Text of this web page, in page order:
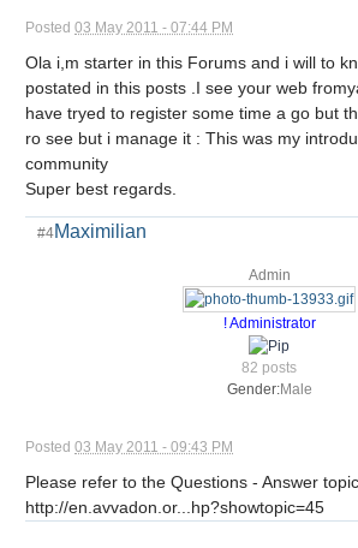
Posted 03 May 2011 - 07:44 PM
Ola i,m starter in this Forums and i will to
postated in this posts .I see your web
have tryed to register some time a go but
ro see but i manage it : This was my
community
Super best regards.
#4Maximilian
Admin
! Administrator
82 posts
Gender:Male
Posted 03 May 2011 - 09:43 PM
Please refer to the Questions - Answer topic
http://en.avvadon.or...hp?showtopic=45